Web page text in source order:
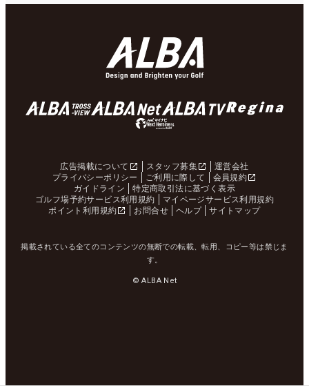
広告掲載について スタッフ募集
運営会社
プライバシーポリシー
ご利用に際して
会員規約
ガイドライン
特定商取引法に基づく表示
ゴルフ場予約サービス利用規約
マイページサービス利用規約
ポイント利用規約
お問合せ ヘルプ サイトマップ
掲載されている全てのコンテンツの無断での転載、転用、コピー等は禁じま
す。
© ALBA Net